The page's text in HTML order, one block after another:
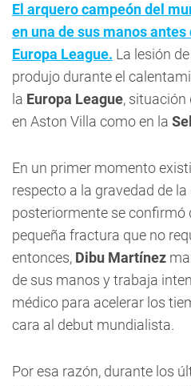
El arquero campeón del
en una de sus manos
Europa League. La lesión de
produjo durante el
la Europa League,
en Aston Villa como en la
En un primer momento
respecto a la gravedad de
posteriormente se confirmó
pequeña fractura que no
entonces, Dibu Martínez
de sus manos y trabaja
médico para acelerar los
cara al debut mundialista.
Por esa razón, durante los